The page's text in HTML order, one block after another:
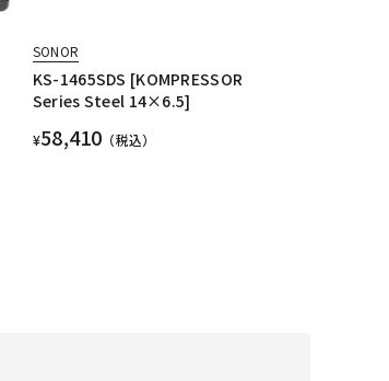
SONOR
KS-1465SDS [KOMPRESSOR
Series Steel 14×6.5]
¥58,410 （税込）